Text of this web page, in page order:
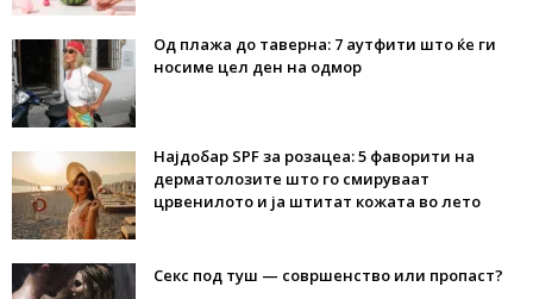
Од плажа до таверна: 7 аутфити што ќе ги
носиме цел ден на одмор
Најдобар SPF за розацеа: 5 фаворити на
дерматолозите што го смируваат
црвенилото и ја штитат кожата во лето
Секс под туш — совршенство или пропаст?